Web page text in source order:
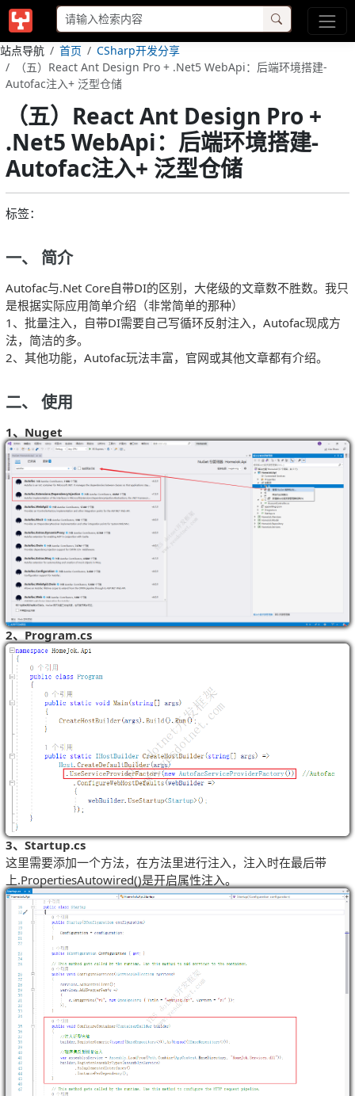
站点导航 首页
CSharp开发分享
（五）React Ant Design Pro + .Net5 WebApi：后端环境搭建-
Autofac注入+ 泛型仓储
（五）React Ant Design Pro +
.Net5 WebApi：后端环境搭建-
Autofac注入+ 泛型仓储
标签：
一、 简介
Autofac与.Net Core自带DI的区别，大佬级的文章数不胜数。我只
是根据实际应用简单介绍（非常简单的那种）
1、批量注入，自带DI需要自己写循环反射注入，Autofac现成方
法，简洁的多。
2、其他功能，Autofac玩法丰富，官网或其他文章都有介绍。
二、 使用
1、Nuget
2、Program.cs
3、Startup.cs
这里需要添加一个方法，在方法里进行注入，注入时在最后带
上.PropertiesAutowired()是开启属性注入。